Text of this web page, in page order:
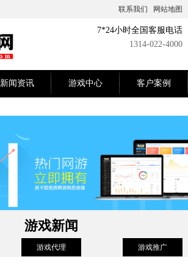
联系我们 网站地图
7*24小时全国客服电话
1314-022-4000
新闻资讯 游戏中心 客户案例
游戏新闻
游戏代理 游戏推广